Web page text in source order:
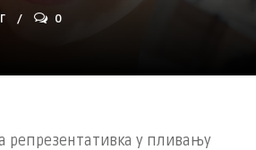
0
репрезентативка у пливању